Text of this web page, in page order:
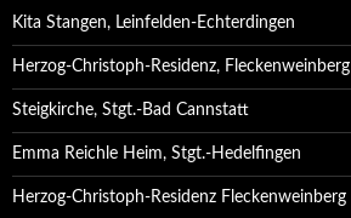
Kita Stangen, Leinfelden-Echterdingen
Herzog-Christoph-Residenz, Fleckenweinberg
Steigkirche, Stgt.-Bad Cannstatt
Emma Reichle Heim, Stgt.-Hedelfingen
Herzog-Christoph-Residenz Fleckenweinberg